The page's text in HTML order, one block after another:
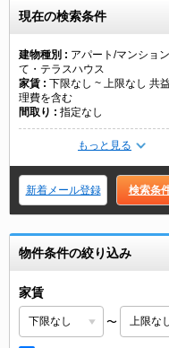
現在の検索条件
建物種別
アパート/マンショ
て・テラスハウス
家賃
下限なし ~ 上限なし 共
理費を含む
間取り
指定なし
もっと見る
新着メール登録 検索条
物件条件の絞り込み
家賃
〜